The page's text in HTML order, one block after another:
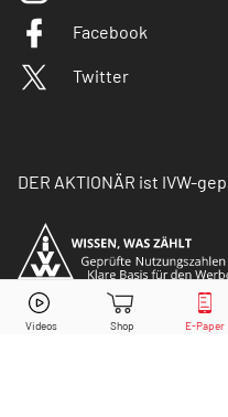
Adidas Aktie jetzt handeln?
Facebook
Twitter
DER AKTIONÄR ist IVW-